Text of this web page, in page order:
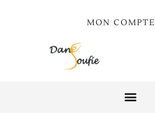
MON COMPTE